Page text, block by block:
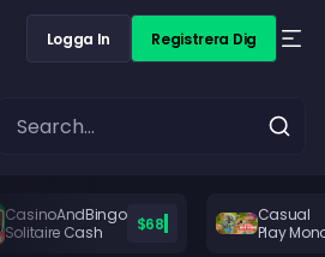
Logga In Registrera Dig
CasinoAndBingo
Solitaire Cash
$68
Casual
Play